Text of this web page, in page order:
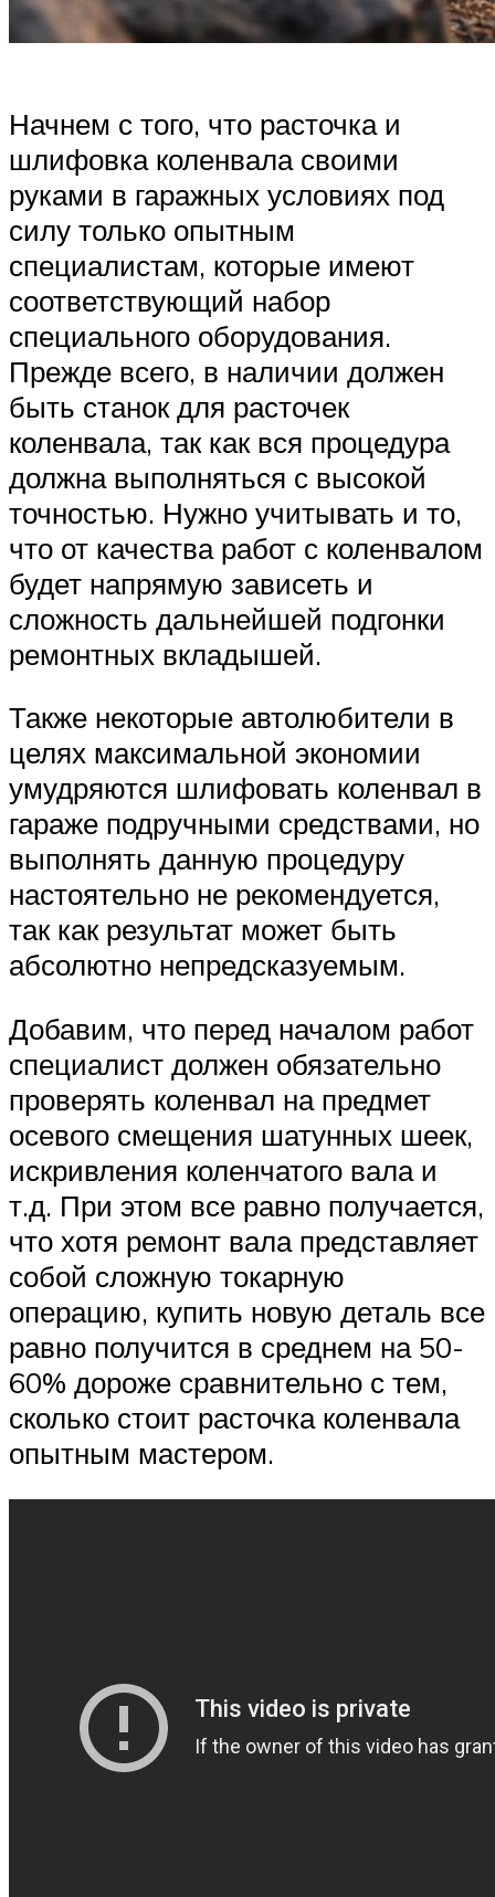
Начнем с того, что расточка и
шлифовка коленвала своими
руками в гаражных условиях под
силу только опытным
специалистам, которые имеют
соответствующий набор
специального оборудования.
Прежде всего, в наличии должен
быть станок для расточек
коленвала, так как вся процедура
должна выполняться с высокой
точностью. Нужно учитывать и то,
что от качества работ с коленвалом
будет напрямую зависеть и
сложность дальнейшей подгонки
ремонтных вкладышей.
Также некоторые автолюбители в
целях максимальной экономии
умудряются шлифовать коленвал в
гараже подручными средствами, но
выполнять данную процедуру
настоятельно не рекомендуется,
так как результат может быть
абсолютно непредсказуемым.
Добавим, что перед началом работ
специалист должен обязательно
проверять коленвал на предмет
осевого смещения шатунных шеек,
искривления коленчатого вала и
т.д. При этом все равно получается,
что хотя ремонт вала представляет
собой сложную токарную
операцию, купить новую деталь все
равно получится в среднем на 50-
60% дороже сравнительно с тем,
сколько стоит расточка коленвала
опытным мастером.